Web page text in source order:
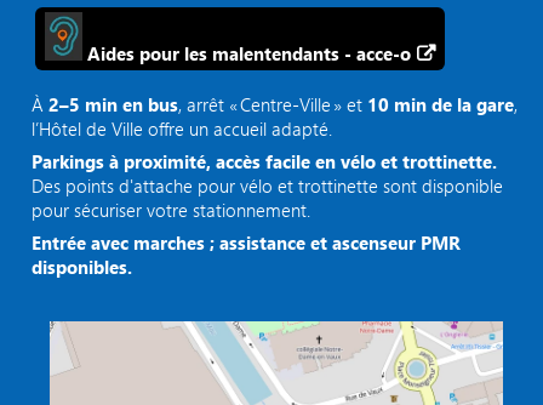
Aides pour les malentendants - acce-o
À2–5 min en bus, arrêt « Centre‑Ville » et 10 min de la gare,
l’Hôtel de Ville offre un accueil adapté.
Parkings à proximité, accès facile en vélo et trottinette.
Des points d'attache pour vélo et trottinette sont disponible
pour sécuriser votre stationnement.
Entrée avec marches ; assistance et ascenseur PMR
disponibles.